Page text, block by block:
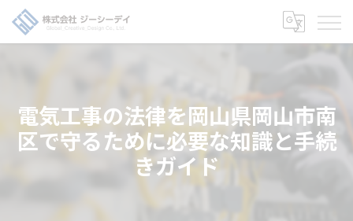
電気工事の法律を岡山県岡山市南
区で守るために必要な知識と手続
きガイド